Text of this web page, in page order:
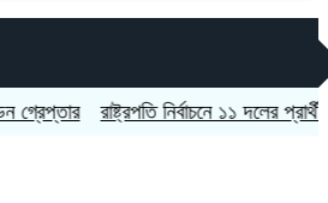
রাষ্ট্রপতি নির্বাচনে ১১ দলের প্রার্থী